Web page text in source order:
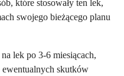
które stosowały ten lek,
swojego bieżącego planu
lek po 3-6 miesiącach,
skutków